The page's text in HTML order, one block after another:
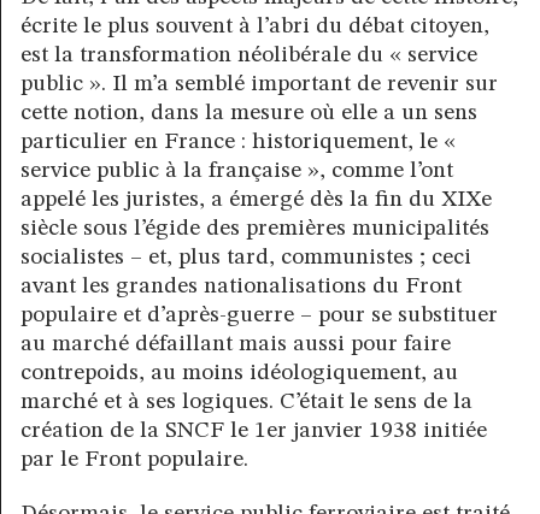
écrite le plus souvent à l’abri du débat citoyen,
est la transformation néolibérale du « service
public ». Il m’a semblé important de revenir sur
cette notion, dans la mesure où elle a un sens
particulier en France : historiquement, le «
service public à la française », comme l’ont
appelé les juristes, a émergé dès la fin du XIXe
siècle sous l’égide des premières municipalités
socialistes – et, plus tard, communistes ; ceci
avant les grandes nationalisations du Front
populaire et d’après-guerre – pour se substituer
au marché défaillant mais aussi pour faire
contrepoids, au moins idéologiquement, au
marché et à ses logiques. C’était le sens de la
création de la SNCF le 1er janvier 1938 initiée
par le Front populaire.